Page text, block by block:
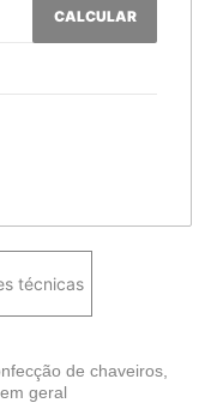
CALCULAR
técnicas
de chaveiros,
geral